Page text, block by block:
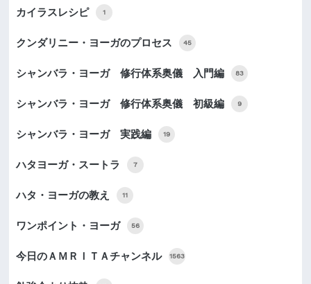
カイラスレシピ 1
クンダリニー・ヨーガのプロセス 45
シャンバラ・ヨーガ 修行体系奥儀 入門編 83
シャンバラ・ヨーガ 修行体系奥儀 初級編 9
シャンバラ・ヨーガ 実践編 19
ハタヨーガ・スートラ 7
ハタ・ヨーガの教え 11
ワンポイント・ヨーガ 56
今日のＡＭＲＩＴＡチャンネル 1563